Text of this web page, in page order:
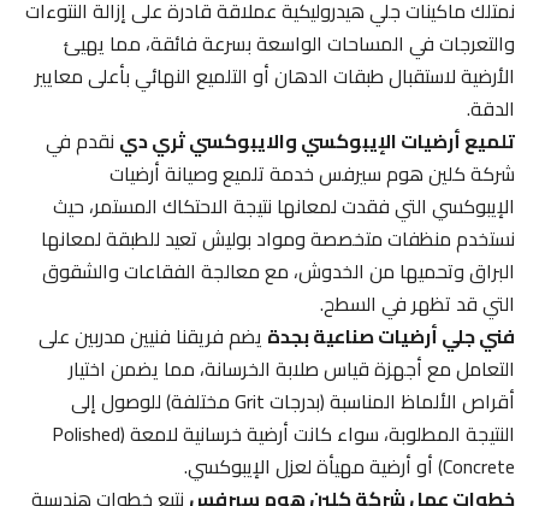
نمتلك ماكينات جلي هيدروليكية عملاقة قادرة على إزالة النتوءات
والتعرجات في المساحات الواسعة بسرعة فائقة، مما يهيئ
الأرضية لاستقبال طبقات الدهان أو التلميع النهائي بأعلى معايير
الدقة.
تلميع أرضيات الإيبوكسي والايبوكسي ثري دينقدم في
شركة كلين هوم سيرفس خدمة تلميع وصيانة أرضيات
الإيبوكسي التي فقدت لمعانها نتيجة الاحتكاك المستمر، حيث
نستخدم منظفات متخصصة ومواد بوليش تعيد للطبقة لمعانها
البراق وتحميها من الخدوش، مع معالجة الفقاعات والشقوق
التي قد تظهر في السطح.
فني جلي أرضيات صناعية بجدةيضم فريقنا فنيين مدربين على
التعامل مع أجهزة قياس صلابة الخرسانة، مما يضمن اختيار
أقراص الألماظ المناسبة (بدرجات Grit مختلفة) للوصول إلى
النتيجة المطلوبة، سواء كانت أرضية خرسانية لامعة (Polished
Concrete) أو أرضية مهيأة لعزل الإيبوكسي.